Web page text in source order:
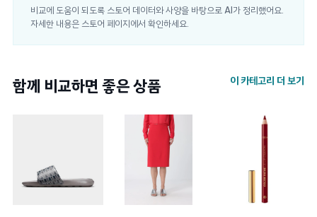
비교에 도움이 되도록 스토어 데이터와 사양을 바탕으로 AI가 정리했어요.
자세한 내용은 스토어 페이지에서 확인하세요.
함께 비교하면 좋은 상품 이 카테고리 더 보기